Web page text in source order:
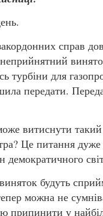
справ
турбіни для
передати.
витиснути
Це питання
демократичного
будуть
можна не
припинити у